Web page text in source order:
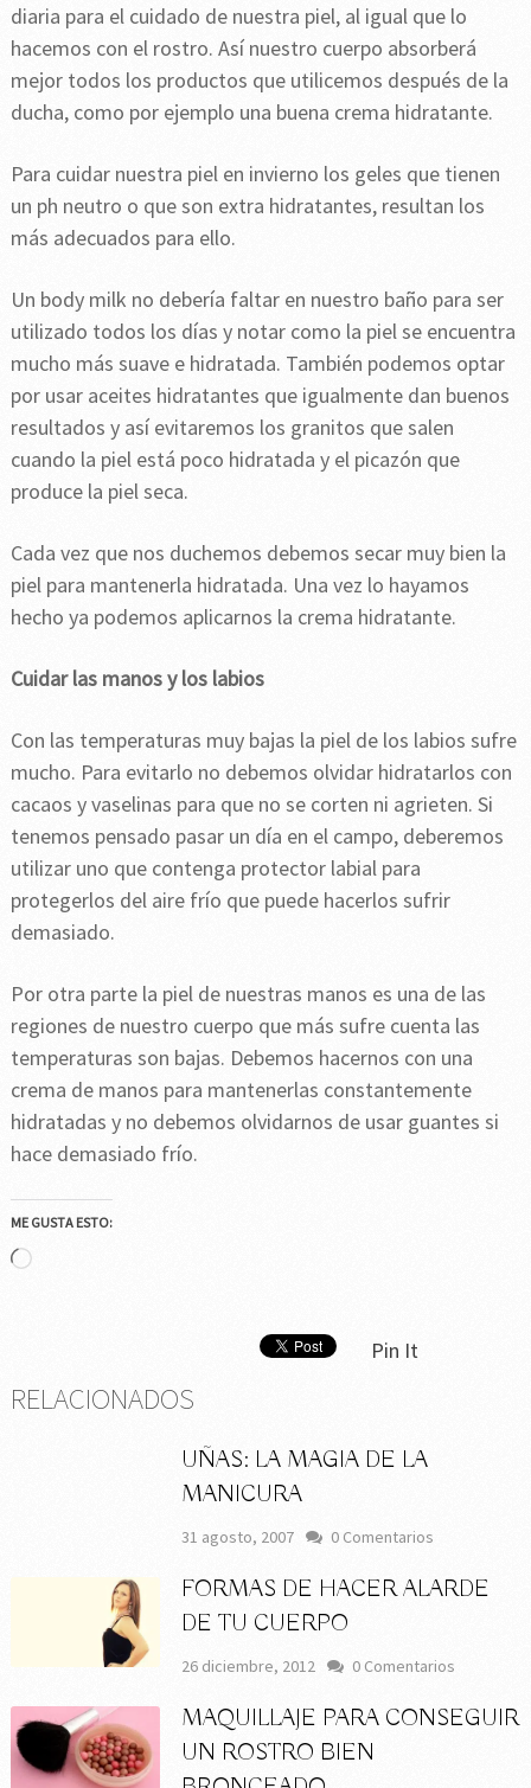
diaria para el cuidado de nuestra piel, al igual que lo
hacemos con el rostro. Así nuestro cuerpo absorberá
mejor todos los productos que utilicemos después de la
ducha, como por ejemplo una buena crema hidratante.
Para cuidar nuestra piel en invierno los geles que tienen
un ph neutro o que son extra hidratantes, resultan los
más adecuados para ello.
Un body milk no debería faltar en nuestro baño para ser
utilizado todos los días y notar como la piel se encuentra
mucho más suave e hidratada. También podemos optar
por usar aceites hidratantes que igualmente dan buenos
resultados y así evitaremos los granitos que salen
cuando la piel está poco hidratada y el picazón que
produce la piel seca.
Cada vez que nos duchemos debemos secar muy bien la
piel para mantenerla hidratada. Una vez lo hayamos
hecho ya podemos aplicarnos la crema hidratante.
Cuidar las manos y los labios
Con las temperaturas muy bajas la piel de los labios sufre
mucho. Para evitarlo no debemos olvidar hidratarlos con
cacaos y vaselinas para que no se corten ni agrieten. Si
tenemos pensado pasar un día en el campo, deberemos
utilizar uno que contenga protector labial para
protegerlos del aire frío que puede hacerlos sufrir
demasiado.
Por otra parte la piel de nuestras manos es una de las
regiones de nuestro cuerpo que más sufre cuenta las
temperaturas son bajas. Debemos hacernos con una
crema de manos para mantenerlas constantemente
hidratadas y no debemos olvidarnos de usar guantes si
hace demasiado frío.
ME GUSTA ESTO:
Cargando...
Pin It
RELACIONADOS
UÑAS: LA MAGIA DE LA
MANICURA
31 agosto, 2007 0 Comentarios
FORMAS DE HACER ALARDE
DE TU CUERPO
26 diciembre, 2012 0 Comentarios
MAQUILLAJE PARA CONSEGUIR
UN ROSTRO BIEN